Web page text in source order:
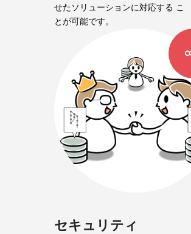
せたソリューションに対応する こ
とが可能です。
セキュリティ